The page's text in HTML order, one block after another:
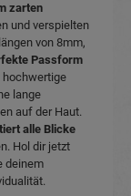
zarten
und verspielten
von 8mm,
Passform
hochwertige
lange
auf der Haut.
alle Blicke
Hol dir jetzt
deinem